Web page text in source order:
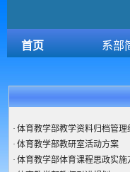
首页 系部
· 体育教学部教学资料归档管理
· 体育教学部教研室活动方案
· 体育教学部体育课程思政实施